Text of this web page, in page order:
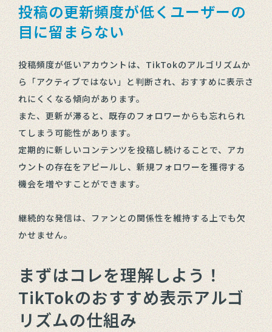
投稿の更新頻度が低くユーザーの
目に留まらない
投稿頻度が低いアカウントは、TikTokのアルゴリズムか
ら「アクティブではない」と判断され、おすすめに表示さ
れにくくなる傾向があります。
また、更新が滞ると、既存のフォロワーからも忘れられ
てしまう可能性があります。
定期的に新しいコンテンツを投稿し続けることで、アカ
ウントの存在をアピールし、新規フォロワーを獲得する
機会を増やすことができます。
継続的な発信は、ファンとの関係性を維持する上でも欠
かせません。
まずはコレを理解しよう！
TikTokのおすすめ表示アルゴ
リズムの仕組み